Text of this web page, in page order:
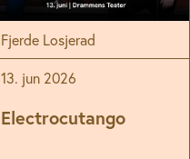
Fjerde Losjerad
13. jun 2026
Electrocutango